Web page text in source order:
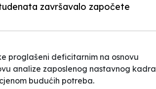
završavalo započete
proglašeni deficitarnim na osnovu
analize zaposlenog nastavnog kadra
budućih potreba.